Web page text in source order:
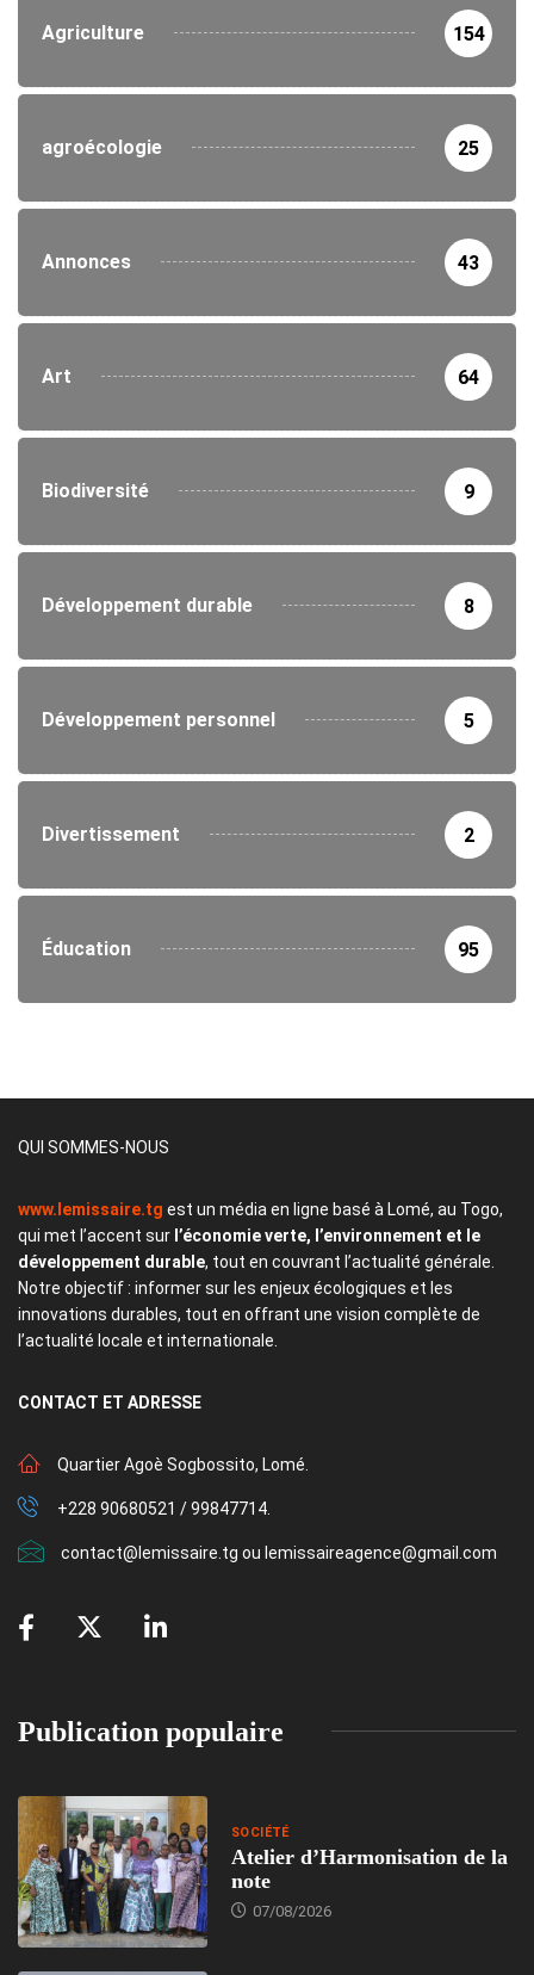
Agriculture 154
agroécologie 25
Annonces 43
Art 64
Biodiversité 9
Développement durable 8
Développement personnel 5
Divertissement 2
Éducation 95
QUI SOMMES-NOUS
www.lemissaire.tg est un média en ligne basé à Lomé, au Togo,
qui met l’accent sur l’économie verte, l’environnement et le
développement durable, tout en couvrant l’actualité générale.
Notre objectif : informer sur les enjeux écologiques et les
innovations durables, tout en offrant une vision complète de
l’actualité locale et internationale.
CONTACT ET ADRESSE
Quartier Agoè Sogbossito, Lomé.
+228 90680521 / 99847714.
contact@lemissaire.tg ou lemissaireagence@gmail.com
Publication populaire
SOCIÉTÉ
Atelier d’Harmonisation de la
note
07/08/2026